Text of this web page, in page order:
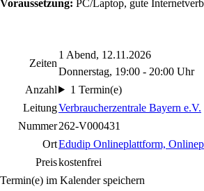
Voraussetzung: PC/Laptop, gute
Zeiten
1 Abend, 12.11.2026
Donnerstag, 19:00 - 20:00 Uhr
Anzahl
1 Termin(e)
LeitungVerbraucherzentrale Bayern e.V.
Nummer262-V000431
OrtEdudip Onlineplattform,
Preiskostenfrei
Termin(e) im Kalender speichern